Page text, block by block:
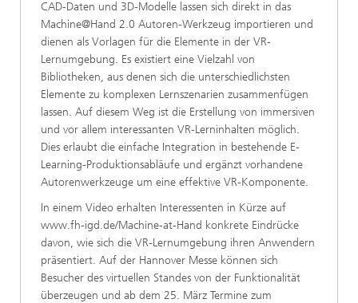
CAD-Daten und 3D-Modelle lassen sich direkt in das
Machine@Hand 2.0 Autoren-Werkzeug importieren und
dienen als Vorlagen für die Elemente in der VR-
Lernumgebung. Es existiert eine Vielzahl von
Bibliotheken, aus denen sich die unterschiedlichsten
Elemente zu komplexen Lernszenarien zusammenfügen
lassen. Auf diesem Weg ist die Erstellung von immersiven
und vor allem interessanten VR-Lerninhalten möglich.
Dies erlaubt die einfache Integration in bestehende E-
Learning-Produktionsabläufe und ergänzt vorhandene
Autorenwerkzeuge um eine effektive VR-Komponente.
In einem Video erhalten Interessenten in Kürze auf
www.fh-igd.de/Machine-at-Hand konkrete Eindrücke
davon, wie sich die VR-Lernumgebung ihren Anwendern
präsentiert. Auf der Hannover Messe können sich
Besucher des virtuellen Standes von der Funktionalität
überzeugen und ab dem 25. März Termine zum